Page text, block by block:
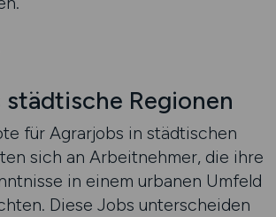
Regionen
für Agrarjobs in städtischen
sich an Arbeitnehmer, die ihre
in einem urbanen Umfeld
Diese Jobs unterscheiden